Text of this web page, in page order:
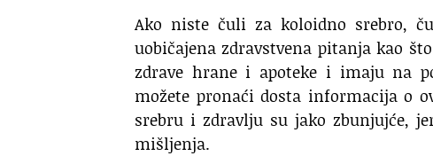
Ako niste čuli za koloidno srebro,
uobičajena zdravstvena pitanja kao
zdrave hrane i apoteke i imaju na
možete pronaći dosta informacija o
srebru i zdravlju su jako zbunjujće,
mišljenja.